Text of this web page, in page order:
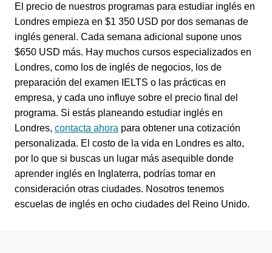
El precio de nuestros programas para estudiar inglés en
Londres empieza en $1 350 USD por dos semanas de
inglés general. Cada semana adicional supone unos
$650 USD más. Hay muchos cursos especializados en
Londres, como los de inglés de negocios, los de
preparación del examen IELTS o las prácticas en
empresa, y cada uno influye sobre el precio final del
programa. Si estás planeando estudiar inglés en
Londres, contacta ahora para obtener una cotización
personalizada. El costo de la vida en Londres es alto,
por lo que si buscas un lugar más asequible donde
aprender inglés en Inglaterra, podrías tomar en
consideración otras ciudades. Nosotros tenemos
escuelas de inglés en ocho ciudades del Reino Unido.